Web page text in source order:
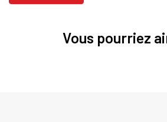
Vous pourriez